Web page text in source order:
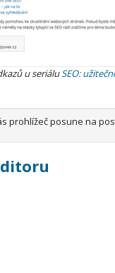
u seriáluSEO:
prohlížeč posune na